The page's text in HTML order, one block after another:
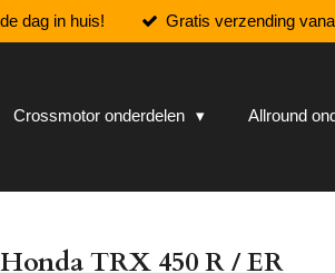
dag in huis! Gratis verzending
Crossmotor onderdelen Allround
TRX 450 R / ER